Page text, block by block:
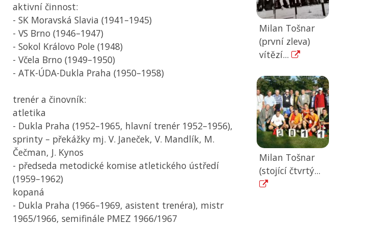
aktivní činnost:
- SK Moravská Slavia (1941–1945)
- VS Brno (1946–1947)
- Sokol Královo Pole (1948)
- Včela Brno (1949–1950)
- ATK-ÚDA-Dukla Praha (1950–1958)
trenér a činovník:
atletika
- Dukla Praha (1952–1965, hlavní trenér 1952–1956),
sprinty – překážky mj. V. Janeček, V. Mandlík, M.
Čečman, J. Kynos
- předseda metodické komise atletického ústředí
(1959–1962)
kopaná
- Dukla Praha (1966–1969, asistent trenéra), mistr
1965/1966, semifinále PMEZ 1966/1967
Milan Tošnar
(první zleva)
vítězí...
Milan Tošnar
(stojící čtvrtý...